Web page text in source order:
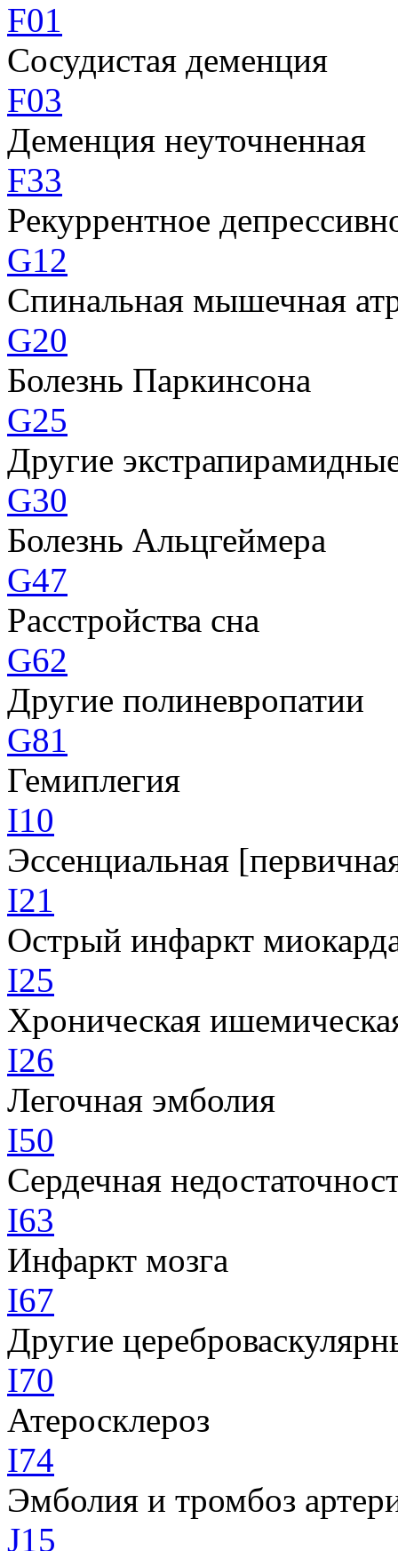
F01
Сосудистая деменция
F03
Деменция неуточненная
F33
Рекуррентное
G12
Спинальная мышечная
G20
Болезнь Паркинсона
G25
Другие
G30
Болезнь Альцгеймера
G47
Расстройства сна
G62
Другие полиневропатии
G81
Гемиплегия
I10
Эссенциальная
I21
Острый инфаркт
I25
Хроническая
I26
Легочная эмболия
I50
Сердечная
I63
Инфаркт мозга
I67
Другие
I70
Атеросклероз
I74
Эмболия и тромбоз
J15